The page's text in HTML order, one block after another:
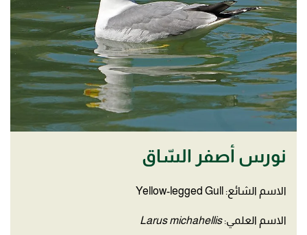
نورس أصفر السّاق
الاسم الشائع: Yellow-legged Gull
الاسم العلمي:Larus michahellis